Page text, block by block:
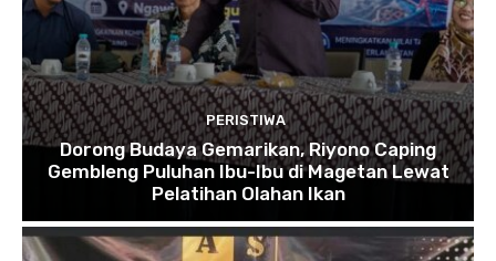
PERISTIWA
Dorong Budaya Gemarikan, Riyono Caping
Gembleng Puluhan Ibu-Ibu di Magetan Lewat
Pelatihan Olahan Ikan